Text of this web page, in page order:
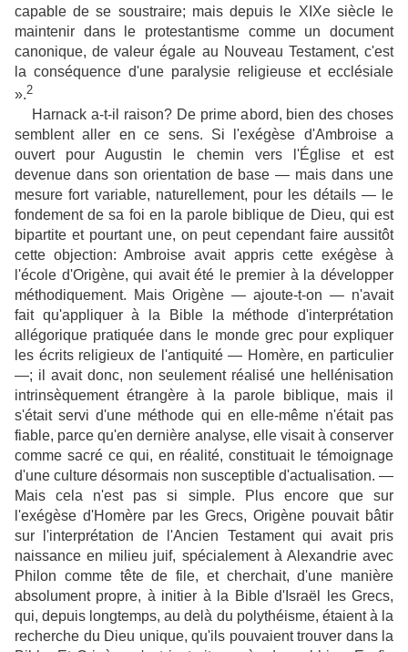
capable de se soustraire; mais depuis le XIXe siècle le
maintenir dans le protestantisme comme un document
canonique, de valeur égale au Nouveau Testament, c'est
la conséquence d'une paralysie religieuse et ecclésiale
».2
Harnack a-t-il raison? De prime abord, bien des choses
semblent aller en ce sens. Si l'exégèse d'Ambroise a
ouvert pour Augustin le chemin vers l'Église et est
devenue dans son orientation de base — mais dans une
mesure fort variable, naturellement, pour les détails — le
fondement de sa foi en la parole biblique de Dieu, qui est
bipartite et pourtant une, on peut cependant faire aussitôt
cette objection: Ambroise avait appris cette exégèse à
l'école d'Origène, qui avait été le premier à la développer
méthodiquement. Mais Origène — ajoute-t-on — n'avait
fait qu'appliquer à la Bible la méthode d'interprétation
allégorique pratiquée dans le monde grec pour expliquer
les écrits religieux de l'antiquité — Homère, en particulier
—; il avait donc, non seulement réalisé une hellénisation
intrinsèquement étrangère à la parole biblique, mais il
s'était servi d'une méthode qui en elle-même n'était pas
fiable, parce qu'en dernière analyse, elle visait à conserver
comme sacré ce qui, en réalité, constituait le témoignage
d'une culture désormais non susceptible d'actualisation. —
Mais cela n'est pas si simple. Plus encore que sur
l'exégèse d'Homère par les Grecs, Origène pouvait bâtir
sur l'interprétation de l'Ancien Testament qui avait pris
naissance en milieu juif, spécialement à Alexandrie avec
Philon comme tête de file, et cherchait, d'une manière
absolument propre, à initier à la Bible d'Israël les Grecs,
qui, depuis longtemps, au delà du polythéisme, étaient à la
recherche du Dieu unique, qu'ils pouvaient trouver dans la